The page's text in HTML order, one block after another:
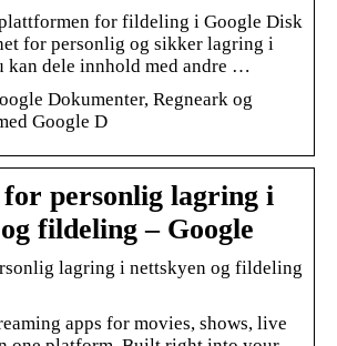
for fildeling i Google Disk
for personlig og sikker lagring i
kan dele innhold med andre …
Dokumenter, Regneark og
Google D
personlig lagring i
fildeling – Google
lagring i nettskyen og fildeling
apps for movies, shows, live